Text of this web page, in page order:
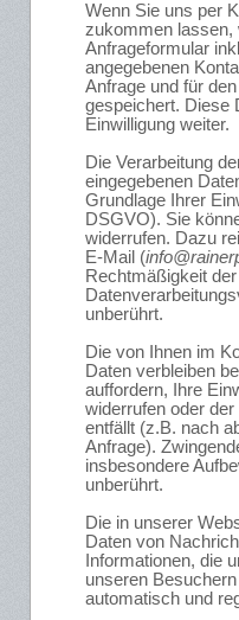
Wenn Sie uns per
zukommen lassen,
Anfrageformular
angegebenen
Anfrage und für
gespeichert. Diese
Einwilligung weiter.
Die Verarbeitung
eingegebenen
Grundlage Ihrer
DSGVO). Sie
widerrufen. Dazu
E-Mail (
Rechtmäßigkeit
unberührt.
Die von Ihnen im
Daten verbleiben
auffordern, Ihre
widerrufen oder
entfällt (z.B. nach
Anfrage).
insbesondere
unberührt.
Die in unserer
Daten von
Informationen, die
unseren
automatisch und